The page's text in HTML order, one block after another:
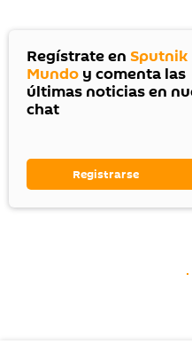
Regístrate en Sputnik
Mundo y comenta las
últimas noticias en
chat
Registrarse